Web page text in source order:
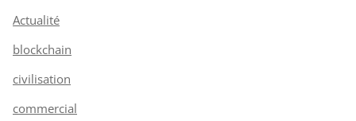
Actualité
blockchain
civilisation
commercial